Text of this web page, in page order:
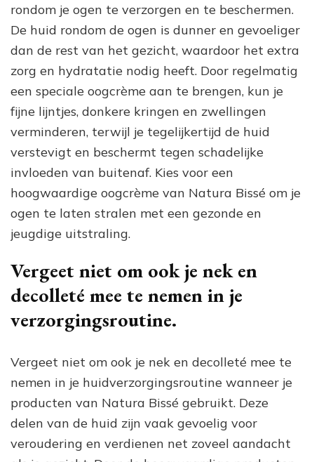
rondom je ogen te verzorgen en te beschermen.
De huid rondom de ogen is dunner en gevoeliger
dan de rest van het gezicht, waardoor het extra
zorg en hydratatie nodig heeft. Door regelmatig
een speciale oogcrème aan te brengen, kun je
fijne lijntjes, donkere kringen en zwellingen
verminderen, terwijl je tegelijkertijd de huid
verstevigt en beschermt tegen schadelijke
invloeden van buitenaf. Kies voor een
hoogwaardige oogcrème van Natura Bissé om je
ogen te laten stralen met een gezonde en
jeugdige uitstraling.
Vergeet niet om ook je nek en
decolleté mee te nemen in je
verzorgingsroutine.
Vergeet niet om ook je nek en decolleté mee te
nemen in je huidverzorgingsroutine wanneer je
producten van Natura Bissé gebruikt. Deze
delen van de huid zijn vaak gevoelig voor
veroudering en verdienen net zoveel aandacht